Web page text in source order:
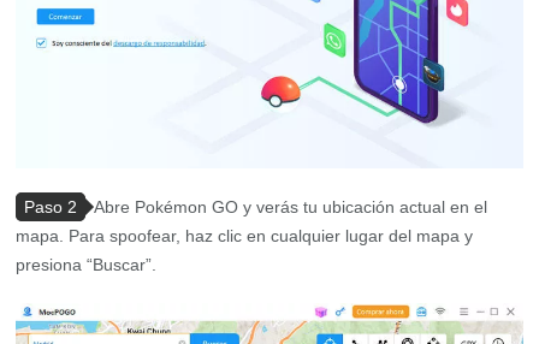
Paso 2
Abre Pokémon GO y verás tu ubicación actual en el
mapa. Para spoofear, haz clic en cualquier lugar del mapa y
presiona “Buscar”.